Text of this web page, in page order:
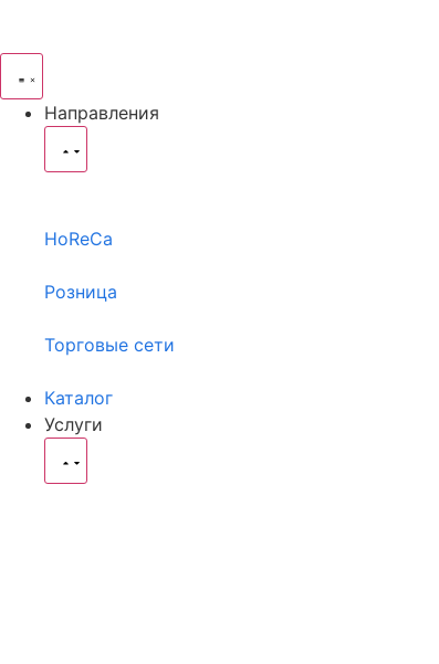
Направления
HoReCa
Розница
Торговые сети
Каталог
Услуги